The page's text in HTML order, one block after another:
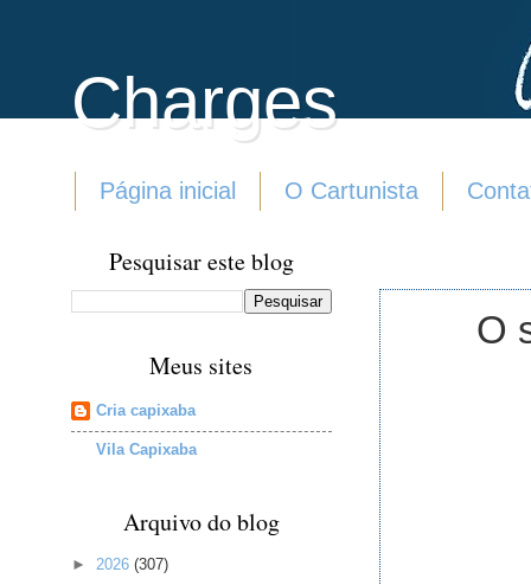
Charges
Página inicial O Cartunista
O
Pesquisar este blog
Meus sites
Cria capixaba
Vila Capixaba
Arquivo do blog
► 2026 (307)